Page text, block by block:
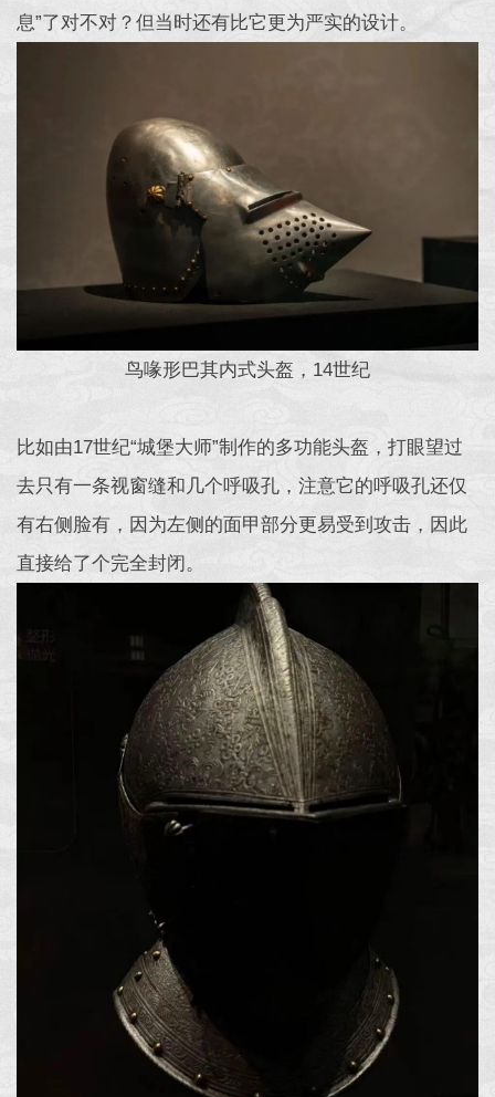
息”了对不对？但当时还有比它更为严实的设计。
鸟喙形巴其内式头盔，14世纪
比如由17世纪“城堡大师”制作的多功能头盔，打眼望过
去只有一条视窗缝和几个呼吸孔，注意它的呼吸孔还仅
有右侧脸有，因为左侧的面甲部分更易受到攻击，因此
直接给了个完全封闭。